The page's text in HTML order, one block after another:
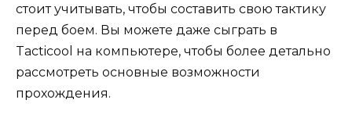
стоит учитывать, чтобы составить свою тактику
перед боем. Вы можете даже сыграть в
Tacticool на компьютере, чтобы более детально
рассмотреть основные возможности
прохождения.